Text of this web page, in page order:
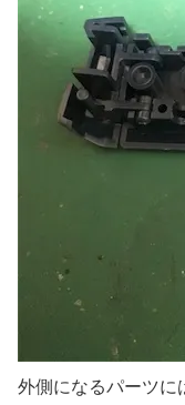
外側になるパーツに